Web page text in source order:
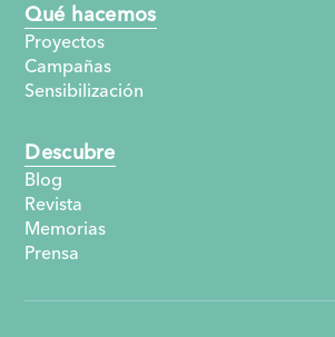
Qué hacemos
Proyectos
Campañas
Sensibilización
Descubre
Blog
Revista
Memorias
Prensa